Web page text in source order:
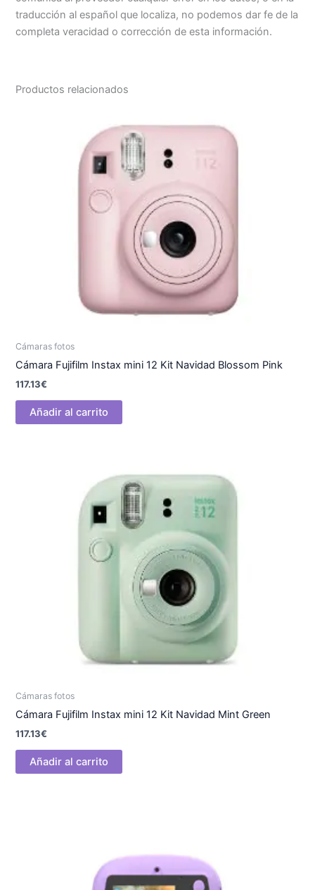
traducción al español que localiza, no podemos dar fe de la
completa veracidad o corrección de esta información.
Productos relacionados
Cámaras fotos
Cámara Fujifilm Instax mini 12 Kit Navidad Blossom Pink
117.13€
Añadir al carrito
Cámaras fotos
Cámara Fujifilm Instax mini 12 Kit Navidad Mint Green
117.13€
Añadir al carrito